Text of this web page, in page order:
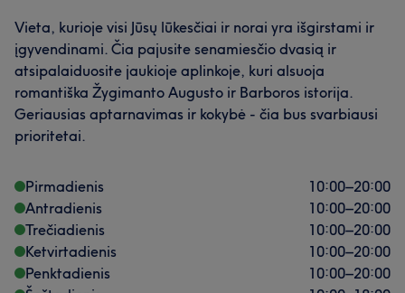
Mūsų klientų nuomonė apie darbuotoją: Aistė
Kruopštus 9
Vieta, kurioje visi Jūsų lūkesčiai ir norai yra išgirstami ir
įgyvendinami. Čia pajusite senamiesčio dvasią ir
atsipalaiduosite jaukioje aplinkoje, kuri alsuoja
romantiška Žygimanto Augusto ir Barboros istorija.
Geriausias aptarnavimas ir kokybė - čia bus svarbiausi
prioritetai.
Pirmadienis 10:00–20:00
Antradienis
10:00–20:00
Trečiadienis
10:00–20:00
Ketvirtadienis
10:00–20:00
Penktadienis
10:00–20:00